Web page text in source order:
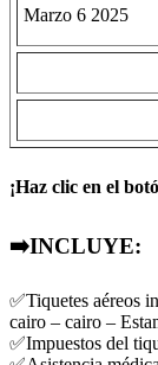
Marzo 6 2025
¡Haz clic en el
➡️INCLUYE:
✅Tiquetes aéreos
cairo – cairo –
✅Impuestos del